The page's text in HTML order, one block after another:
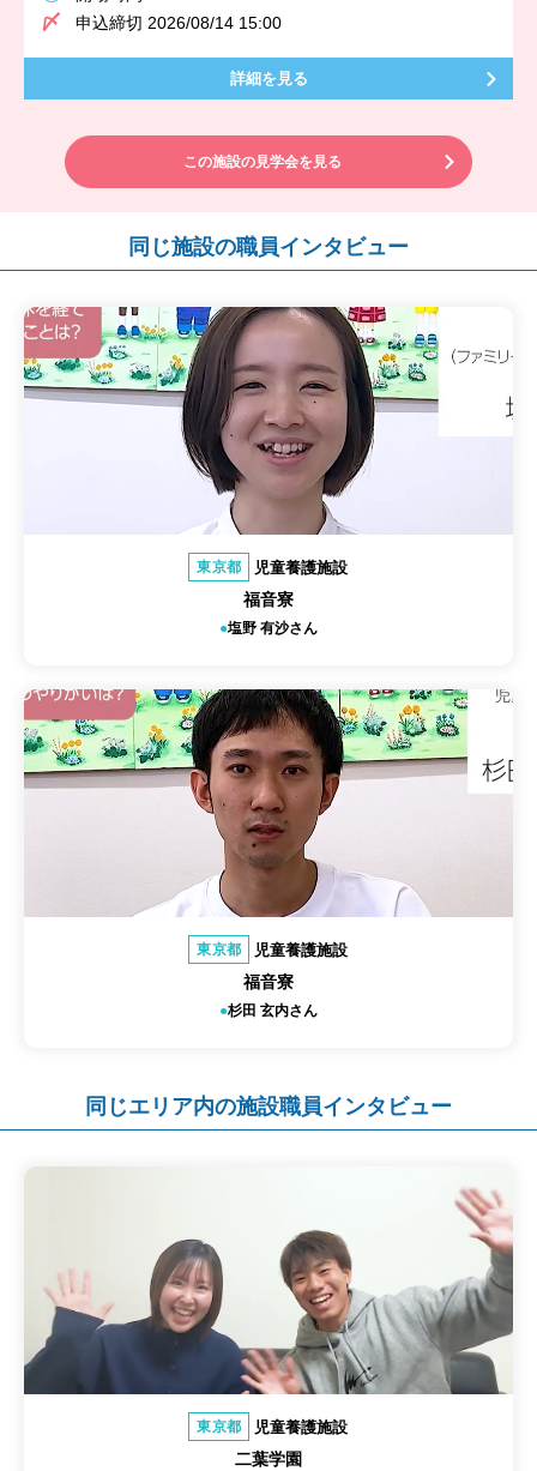
申込締切 2026/08/14 15:00
詳細を見る
この施設の見学会を見る
同じ施設の職員インタビュー
東京都 児童養護施設
福音寮
塩野 有沙さん
東京都 児童養護施設
福音寮
杉田 玄内さん
同じエリア内の施設職員インタビュー
東京都 児童養護施設
二葉学園